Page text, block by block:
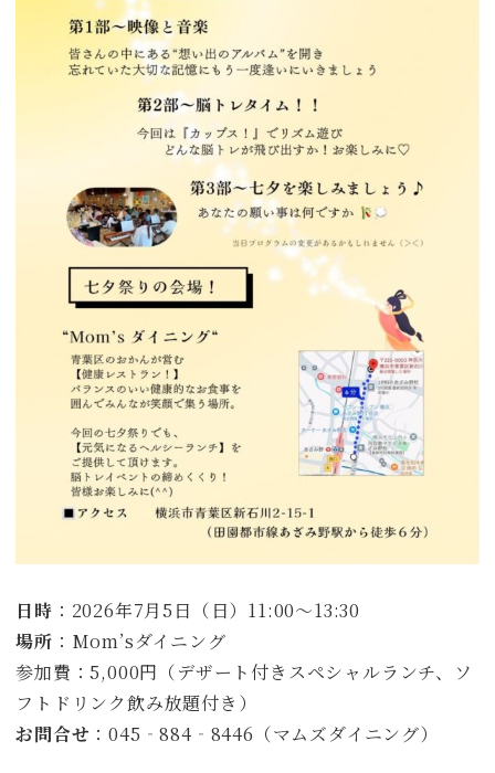
日時 ：2026年7月5日（日）11:00～13:30
場所 ：Mom’sダイニング
参加費：5,000円（デザート付きスペシャルランチ、ソ
フトドリンク飲み放題付き）
お問合せ ：045‐884‐8446（マムズダイニング）